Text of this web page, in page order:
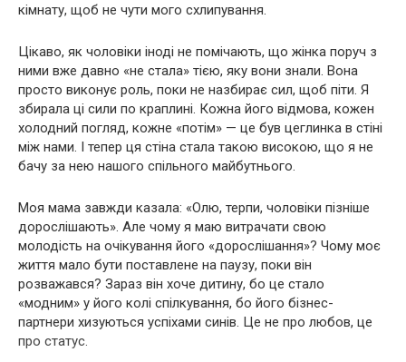
кімнату, щоб не чути мого схлипування.
Цікаво, як чоловіки іноді не помічають, що жінка поруч з
ними вже давно «не стала» тією, яку вони знали. Вона
просто виконує роль, поки не назбирає сил, щоб піти. Я
збирала ці сили по краплині. Кожна його відмова, кожен
холодний погляд, кожне «потім» — це був цеглинка в стіні
між нами. І тепер ця стіна стала такою високою, що я не
бачу за нею нашого спільного майбутнього.
Моя мама завжди казала: «Олю, терпи, чоловіки пізніше
дорослішають». Але чому я маю витрачати свою
молодість на очікування його «дорослішання»? Чому моє
життя мало бути поставлене на паузу, поки він
розважався? Зараз він хоче дитину, бо це стало
«модним» у його колі спілкування, бо його бізнес-
партнери хизуються успіхами синів. Це не про любов, це
про статус.